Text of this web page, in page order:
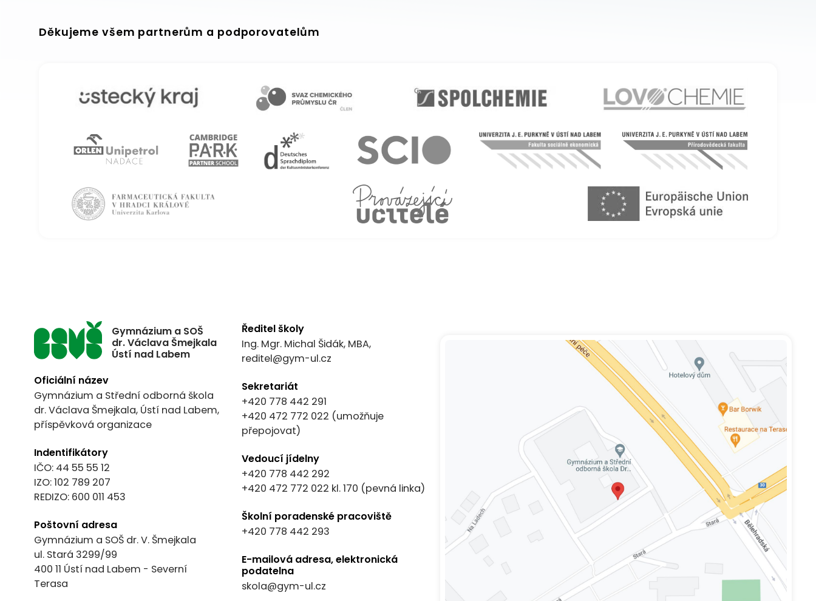
Děkujeme všem partnerům a podporovatelům
Gymnázium a SOŠ
dr. Václava Šmejkala
Ústí nad Labem
Oficiální název
Gymnázium a Střední odborná škola
dr. Václava Šmejkala, Ústí nad Labem,
příspěvková organizace
Indentifikátory
IČO: 44 55 55 12
IZO: 102 789 207
REDIZO: 600 011 453
Poštovní adresa
Gymnázium a SOŠ dr. V. Šmejkala
ul. Stará 3299/99
400 11 Ústí nad Labem - Severní
Terasa
Ředitel školy
Ing. Mgr. Michal Šidák, MBA,
reditel@gym-ul.cz
Sekretariát
+420 778 442 291
+420 472 772 022 (umožňuje
přepojovat)
Vedoucí jídelny
+420 778 442 292
+420 472 772 022 kl. 170 (pevná linka)
Školní poradenské pracoviště
+420 778 442 293
E-mailová adresa, elektronická
podatelna
skola@gym-ul.cz